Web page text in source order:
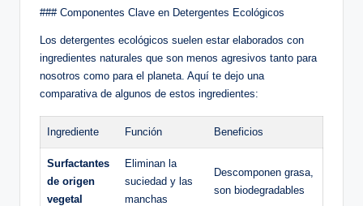
### Componentes Clave en Detergentes Ecológicos
Los detergentes ecológicos suelen estar elaborados con
ingredientes naturales que son menos agresivos tanto para
nosotros como para el planeta. Aquí te dejo una
comparativa de algunos de estos ingredientes:
Ingrediente Función Beneficios
Surfactantes
de origen
vegetal
Eliminan la
suciedad y las
manchas
Descomponen grasa,
son biodegradables